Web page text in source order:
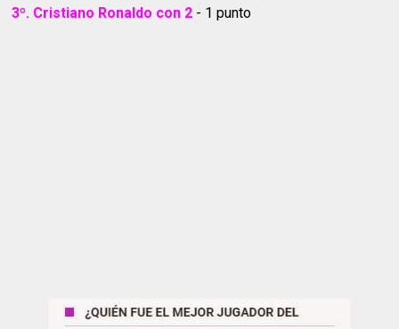
3º. Cristiano Ronaldo con 2 - 1 punto